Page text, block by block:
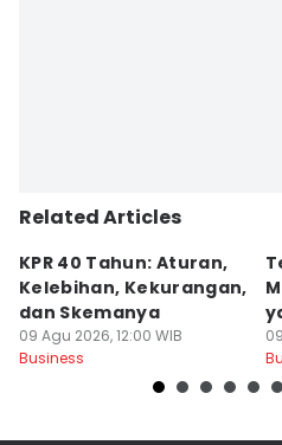
Related Articles
KPR 40 Tahun: Aturan,
Kelebihan, Kekurangan,
dan Skemanya
09 Agu 2026, 12:00 WIB
Business